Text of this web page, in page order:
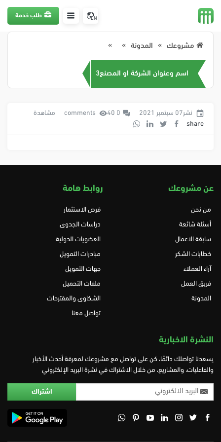
EN طلب خدمة
مشروعك المدونة
اسم وعنوان الشركة او المصنع3
نشر07 سبتمبر 2021 0 comments 40 مشاهدة
share
عن مشروعك
من نحن
أسئلة شائعة
سابقة الاعمال
خطابات الشكر
آراء العملاء
فريق العمل
المدونة
روابط هامة
فرص الاستثمار
دراسات الجدوى
العضويات الدولية
مبادرات التمويل
جهات التمويل
ملفات التحميل
الشكاوى والمقترحات
تواصل معنا
النشرة الاخبارية
يسعدنا تواصلك دائمًا، كن على تواصل مع مشروعك لمعرفة أحدث الأخبار
والفاعليات، والمشاريع، من خلال الاشتراك في نشرة البريد الإلكتروني